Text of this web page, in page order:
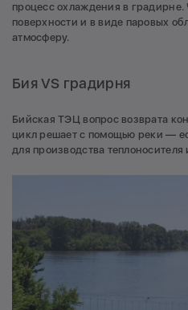
процесс охлаждения в градирне.
поверхности и в виде паровых
атмосферу.
Бия VS градирня
Бийская ТЭЦ вопрос возврата
цикл решает с помощью реки —
для производства